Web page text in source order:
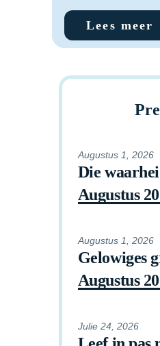
Lees meer
Augustus 1, 2026
Die
Augustus
Augustus 1, 2026
Gelowiges
Augustus
Julie 24, 2026